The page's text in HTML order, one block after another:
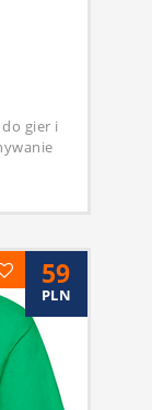
gier i
59
PLN